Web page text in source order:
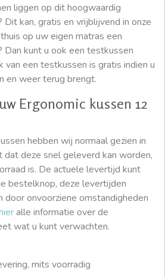
liggen op dit hoogwaardig
kan, gratis en vrijblijvend in onze
op uw eigen matras een
Dan kunt u ook een testkussen
van een testkussen is gratis indien u
en weer terug brengt.
Ergonomic kussen 12
hebben wij normaal gezien in
deze snel geleverd kan worden,
is. De actuele levertijd kunt
bestelknop, deze levertijden
door onvoorziene omstandigheden
alle informatie over de
wat u kunt verwachten.
mits voorradig